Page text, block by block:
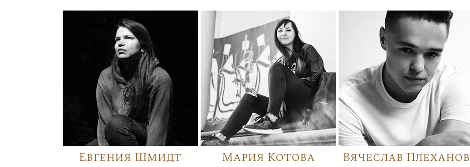
Евгения Шмидт Мария Котова Вячеслав Плеханов